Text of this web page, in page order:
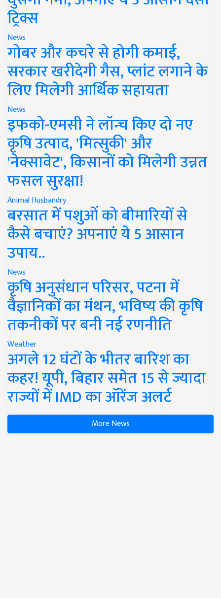
ट्रिक्स
News
गोबर और कचरे से होगी कमाई,
सरकार खरीदेगी गैस, प्लांट लगाने के
लिए मिलेगी आर्थिक सहायता
News
इफको-एमसी ने लॉन्च किए दो नए
कृषि उत्पाद, 'मित्सुकी' और
'नेक्सावेट', किसानों को मिलेगी उन्नत
फसल सुरक्षा!
Animal Husbandry
बरसात में पशुओं को बीमारियों से
कैसे बचाएं? अपनाएं ये 5 आसान
उपाय..
News
कृषि अनुसंधान परिसर, पटना में
वैज्ञानिकों का मंथन, भविष्य की कृषि
तकनीकों पर बनी नई रणनीति
Weather
अगले 12 घंटों के भीतर बारिश का
कहर! यूपी, बिहार समेत 15 से ज्यादा
राज्यों में IMD का ऑरेंज अलर्ट
More News